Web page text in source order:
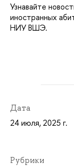
Узнавайте
иностранных
НИУ ВШЭ.
Дата
24 июля, 2025 г.
Рубрики